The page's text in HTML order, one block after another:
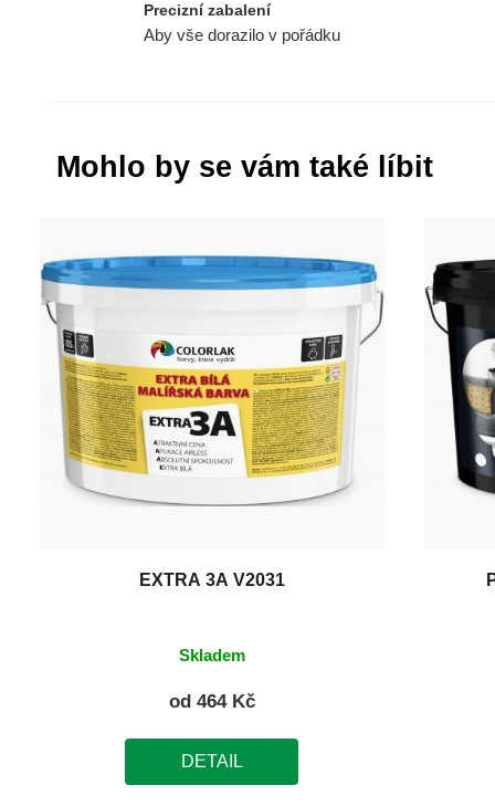
Precizní zabalení
Aby vše dorazilo v pořádku
Mohlo by se vám také líbit
EXTRA 3A V2031
Skladem
od 464 Kč
DETAIL